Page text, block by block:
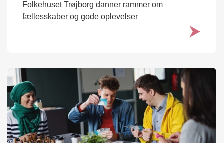
Folkehuset Trøjborg danner rammer om
fællesskaber og gode oplevelser